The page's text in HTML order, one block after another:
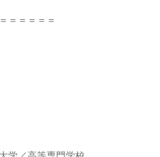
＝＝＝＝＝